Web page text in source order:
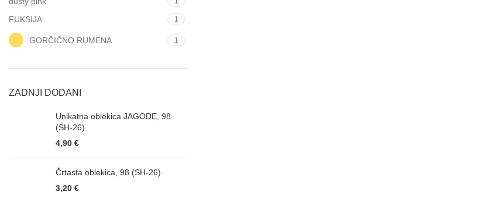
FUKSIJA 1
GORČIČNO RUMENA 1
LILA
modrosiva 1
olivno zelena
OPEČNATO ORANŽNA
ZADNJI DODANI
Unikatna oblekica JAGODE, 98
(SH-26)
4,90 €
Črtasta oblekica, 98 (SH-26)
3,20 €